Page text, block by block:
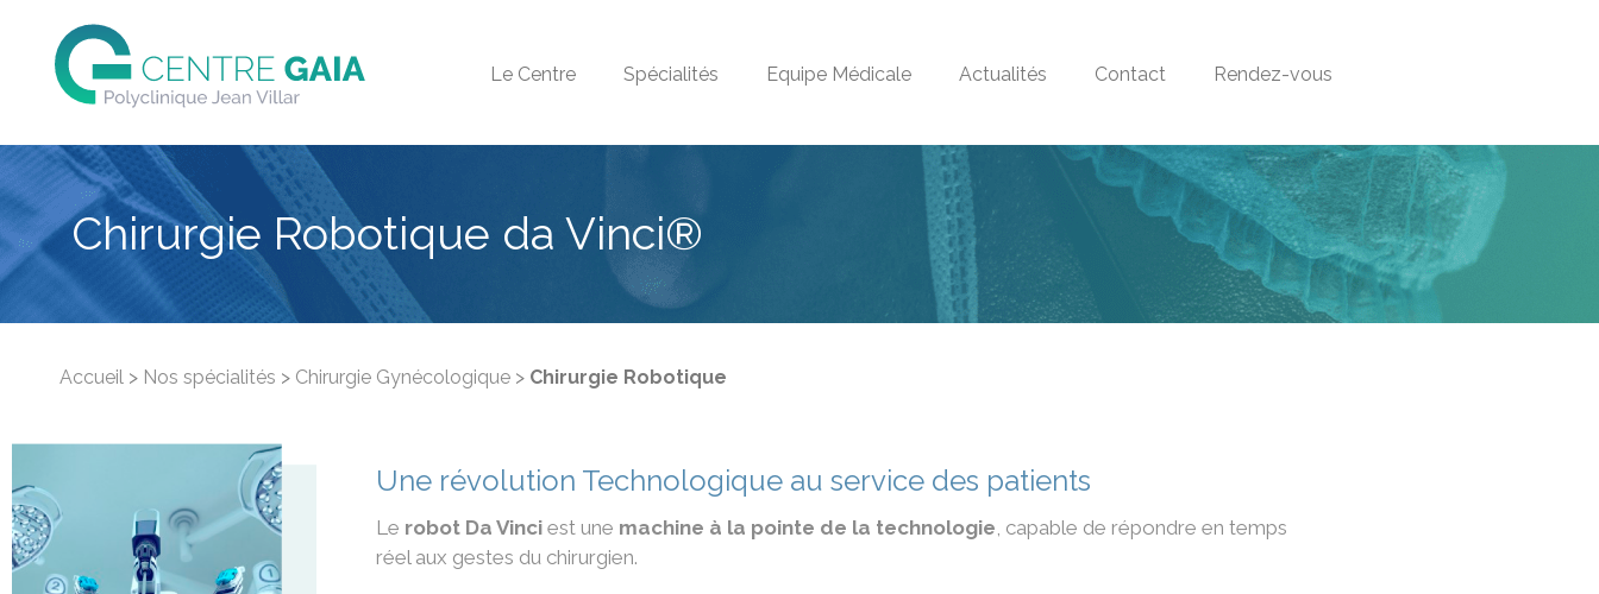
Le Centre Spécialités Equipe Médicale Actualités Contact Rendez-vous
Chirurgie Robotique da Vinci®
Accueil > Nos spécialités > Chirurgie Gynécologique > Chirurgie Robotique
Une révolution Technologique au service des patients
Le robot Da Vinciest une machine à la pointe de la technologie, capable de répondre en temps
réel aux gestes du chirurgien.